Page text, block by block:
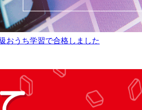
おうち学習で合格しました